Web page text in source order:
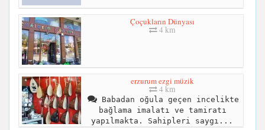
Çoçukların Dünyası
4 km
erzurum ezgi müzik
4 km
Babadan oğula geçen incelikte
bağlama imalatı ve tamiratı
yapılmakta. Sahipleri saygı...